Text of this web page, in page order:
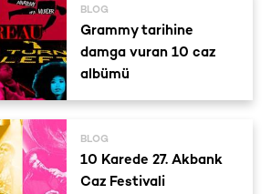
BLOG
Grammy tarihine
damga vuran 10 caz
albümü
BLOG
10 Karede 27. Akbank
Caz Festivali